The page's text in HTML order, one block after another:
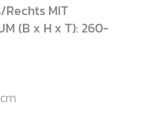
Rechts MIT
(B x H x T): 260-